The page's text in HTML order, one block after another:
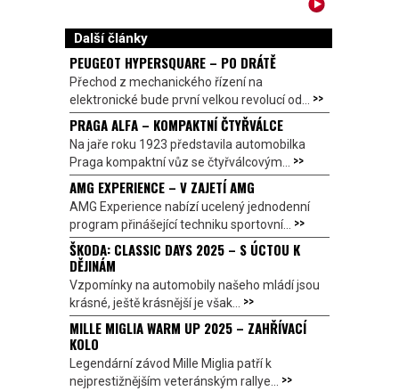
Další články
PEUGEOT HYPERSQUARE – PO DRÁTĚ
Přechod z mechanického řízení na
elektronické bude první velkou revolucí od... >>
PRAGA ALFA – KOMPAKTNÍ ČTYŘVÁLCE
Na jaře roku 1923 představila automobilka
Praga kompaktní vůz se čtyřválcovým... >>
AMG EXPERIENCE – V ZAJETÍ AMG
AMG Experience nabízí ucelený jednodenní
program přinášející techniku sportovní... >>
ŠKODA: CLASSIC DAYS 2025 – S ÚCTOU K
DĚJINÁM
Vzpomínky na automobily našeho mládí jsou
krásné, ještě krásnější je však... >>
MILLE MIGLIA WARM UP 2025 – ZAHŘÍVACÍ
KOLO
Legendární závod Mille Miglia patří k
nejprestižnějším veteránským rallye... >>